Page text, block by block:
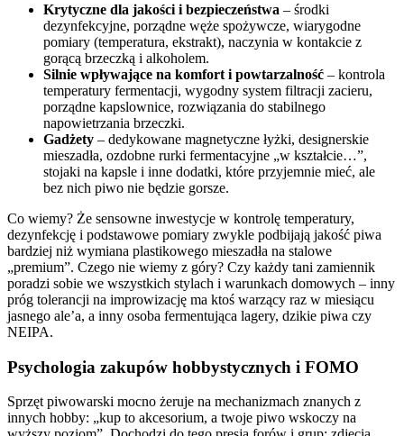
Krytyczne dla jakości i bezpieczeństwa – środki
dezynfekcyjne, porządne węże spożywcze, wiarygodne
pomiary (temperatura, ekstrakt), naczynia w kontakcie z
gorącą brzeczką i alkoholem.
Silnie wpływające na komfort i powtarzalność – kontrola
temperatury fermentacji, wygodny system filtracji zacieru,
porządne kapslownice, rozwiązania do stabilnego
napowietrzania brzeczki.
Gadżety – dedykowane magnetyczne łyżki, designerskie
mieszadła, ozdobne rurki fermentacyjne „w kształcie…”,
stojaki na kapsle i inne dodatki, które przyjemnie mieć, ale
bez nich piwo nie będzie gorsze.
Co wiemy? Że sensowne inwestycje w kontrolę temperatury,
dezynfekcję i podstawowe pomiary zwykle podbijają jakość piwa
bardziej niż wymiana plastikowego mieszadła na stalowe
„premium”. Czego nie wiemy z góry? Czy każdy tani zamiennik
poradzi sobie we wszystkich stylach i warunkach domowych – inny
próg tolerancji na improwizację ma ktoś warzący raz w miesiącu
jasnego ale’a, a inny osoba fermentująca lagery, dzikie piwa czy
NEIPA.
Psychologia zakupów hobbystycznych i FOMO
Sprzęt piwowarski mocno żeruje na mechanizmach znanych z
innych hobby: „kup to akcesorium, a twoje piwo wskoczy na